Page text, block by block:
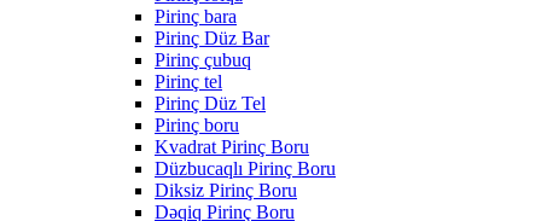
Pirinç bara
Pirinç Düz Bar
Pirinç çubuq
Pirinç tel
Pirinç Düz Tel
Pirinç boru
Kvadrat Pirinç Boru
Düzbucaqlı Pirinç Boru
Diksiz Pirinç Boru
Dəqiq Pirinç Boru